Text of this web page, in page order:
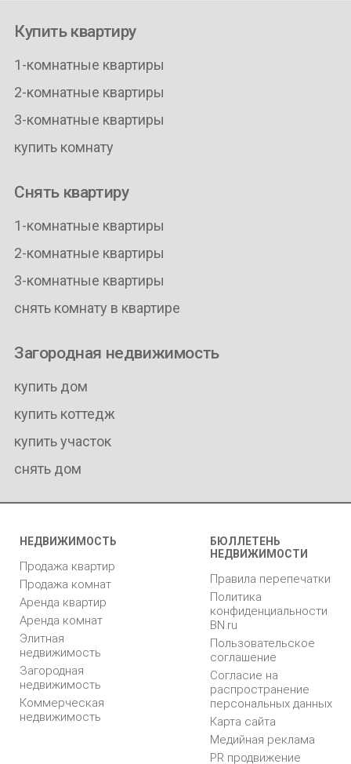
Купить квартиру
1-комнатные квартиры
2-комнатные квартиры
3-комнатные квартиры
купить комнату
Снять квартиру
1-комнатные квартиры
2-комнатные квартиры
3-комнатные квартиры
снять комнату в квартире
Загородная недвижимость
купить дом
купить коттедж
купить участок
снять дом
НЕДВИЖИМОСТЬ
Продажа квартир
Продажа комнат
Аренда квартир
Аренда комнат
Элитная
недвижимость
Загородная
недвижимость
Коммерческая
недвижимость
БЮЛЛЕТЕНЬ
НЕДВИЖИМОСТИ
Правила перепечатки
Политика
конфиденциальности
BN.ru
Пользовательское
соглашение
Согласие на
распространение
персональных данных
Карта сайта
Медийная реклама
PR продвижение